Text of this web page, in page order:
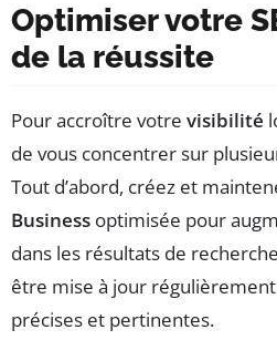
Optimiser votre
de la réussite
Pour accroître votre visibilité
de vous concentrer sur
Tout d’abord, créez et
Business optimisée pour
dans les résultats de
être mise à jour
précises et pertinentes.